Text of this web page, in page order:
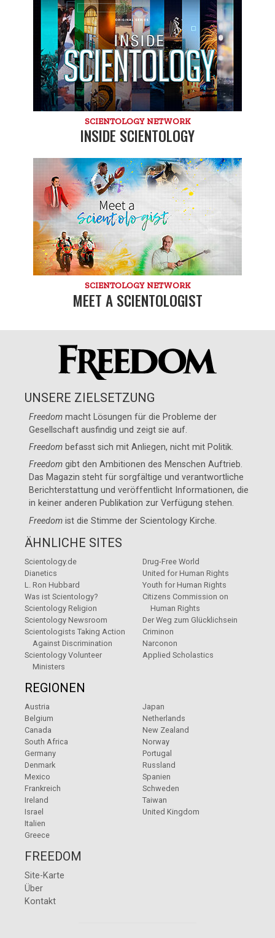
SCIENTOLOGY NETWORK
INSIDE SCIENTOLOGY
SCIENTOLOGY NETWORK
MEET A SCIENTOLOGIST
UNSERE ZIELSETZUNG
Freedom macht Lösungen für die Probleme der
Gesellschaft ausfindig und zeigt sie auf.
Freedom befasst sich mit Anliegen, nicht mit Politik.
Freedom gibt den Ambitionen des Menschen Auftrieb.
Das Magazin steht für sorgfältige und verantwortliche
Berichterstattung und veröffentlicht Informationen, die
in keiner anderen Publikation zur Verfügung stehen.
Freedom ist die Stimme derScientology Kirche.
ÄHNLICHE SITES
Scientology.de
Dianetics
L. Ron Hubbard
Was ist Scientology?
Scientology Religion
Scientology Newsroom
Scientologists Taking Action
Against Discrimination
Scientology Volunteer
Ministers
Drug-Free World
United for Human Rights
Youth for Human Rights
Citizens Commission on
Human Rights
Der Weg zum Glücklichsein
Criminon
Narconon
Applied Scholastics
REGIONEN
Austria
Belgium
Canada
South Africa
Germany
Denmark
Mexico
Frankreich
Ireland
Israel
Italien
Greece
Japan
Netherlands
New Zealand
Norway
Portugal
Russland
Spanien
Schweden
Taiwan
United Kingdom
FREEDOM
Site-Karte
Über
Kontakt